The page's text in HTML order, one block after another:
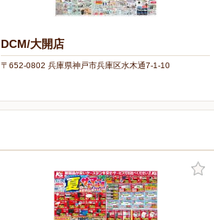
DCM/大開店
〒652-0802 兵庫県神戸市兵庫区水木通7-1-10